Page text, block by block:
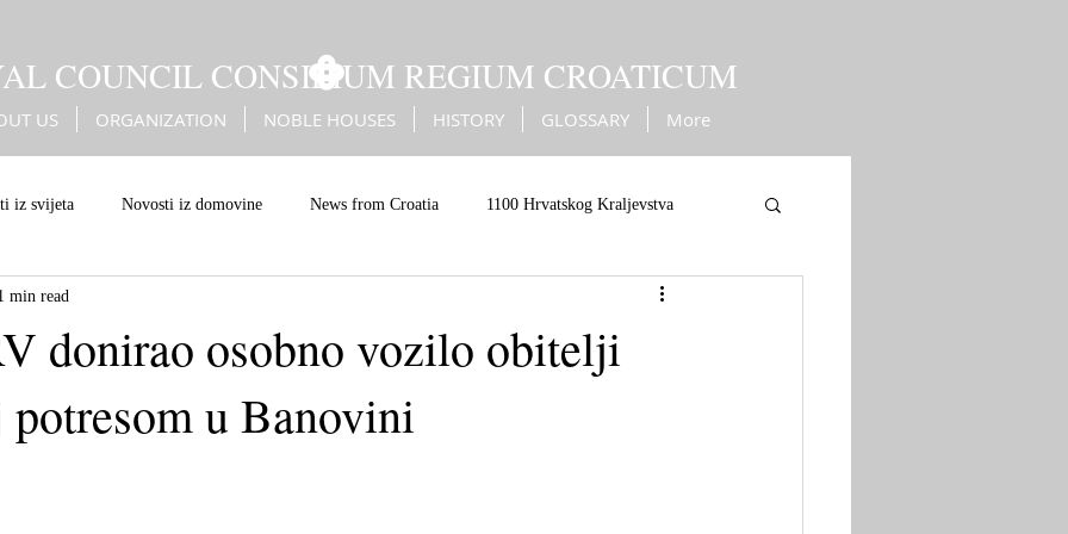
COUNCIL CONSILIUM REGIUM CROATICUM
US ORGANIZATION NOBLE HOUSES HISTORY GLOSSARY More
iz svijeta Novosti iz domovine News from Croatia 1100 Hrvatskog Kraljevstva
Battle of Sisak War against Turks
donirao osobno vozilo obitelji
potresom u Banovini
min read